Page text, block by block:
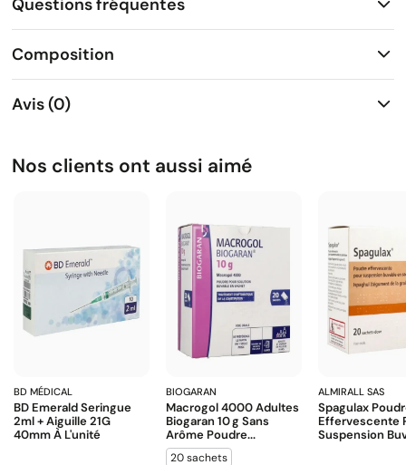
Questions fréquentes
Composition
Avis (0)
Nos clients ont aussi aimé
BD MÉDICAL
BD Emerald Seringue
2ml + Aiguille 21G
40mm À L'unité
BIOGARAN
Macrogol 4000 Adultes
Biogaran 10 G Sans
Arôme Poudre...
20 sachets
ALMIRALL SAS
Spagulax
Effervescente
Suspension